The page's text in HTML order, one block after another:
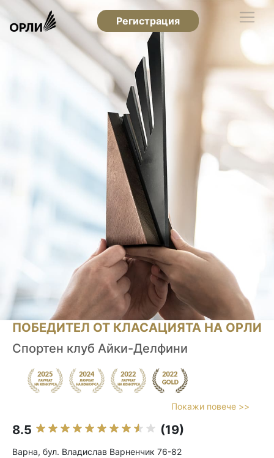
Регистрация
ПОБЕДИТЕЛ ОТ КЛАСАЦИЯТА НА ОРЛИ
Спортен клуб Айки-Делфини
Покажи повече >>
8.5 (19)
Варна, бул. Владислав Варненчик 76-82